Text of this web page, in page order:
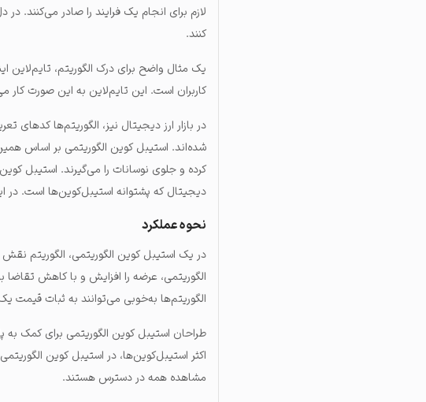
لازم برای انجام یک فرایند را صادر می‌کنند.
کنند.
یک مثال واضح برای درک الگوریتم، تایم‌لاین
کاربران است. این تایم‌لاین به این صورت
در بازار ارز دیجیتال نیز، الگوریتم‌ها
شده‌اند. استیبل کوین الگوریتمی بر اساس همین
کرده و جلوی نوسانات را می‌گیرند. استیبل
دیجیتال که پشتوانه استیبل‌کوین‌ها است. در
نحوه عملکرد
در یک استیبل کوین الگوریتمی، الگوریتم
الگوریتمی، عرضه را افزایش و با کاهش
الگوریتم‌ها به‌خوبی می‌توانند به ثبات قیمت
طراحان استیبل کوین الگوریتمی برای کمک
اکثر استیبل‌کوین‌ها، در استیبل کوین
مشاهده همه در دسترس هستند.